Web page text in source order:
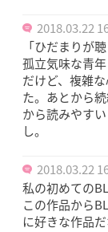
2018.03.22
「ひだまりが
孤立気味な青
だけど、複雑
た。あとから
から読みやす
し。
2018.03.22
私の初めての
この作品から
に好きな作品